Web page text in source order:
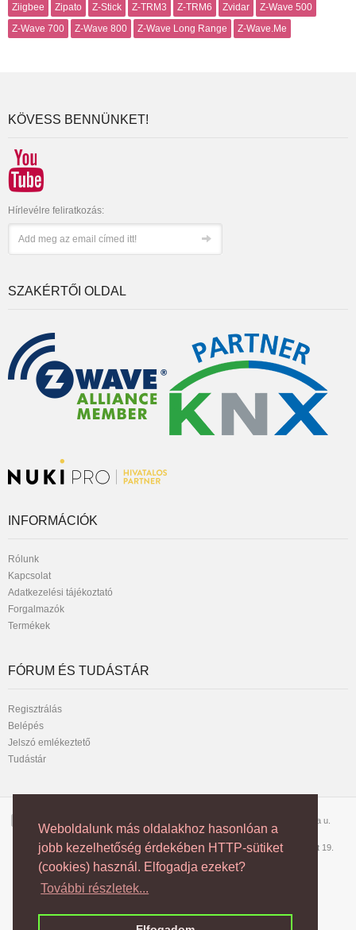
Weboldalunk más oldalakhoz hasonlóan a
jobb kezelhetőség érdekében HTTP-sütiket
(cookies) használ. Elfogadja ezeket?
További részletek...
Ziigbee
Zipato Z-Stick Z-TRM3 Z-TRM6 Zvidar
Z-Wave 500
Z-Wave 700
Z-Wave 800 Z-Wave Long Range Z-Wave.Me
KÖVESS BENNÜNKET!
Hírlevélre feliratkozás:
SZAKÉRTŐI OLDAL
INFORMÁCIÓK
Rólunk
Kapcsolat
Adatkezelési tájékoztató
Forgalmazók
Termékek
FÓRUM ÉS TUDÁSTÁR
Regisztrálás
Belépés
Jelszó emlékeztető
Tudástár
1/2310-256
vagy70/70-50-200
1042 Budapest, József Attila u.
102. 3/6
6728 Szeged, Dorozsmai út 19.
Copyright © NEON Multimedia Kft.